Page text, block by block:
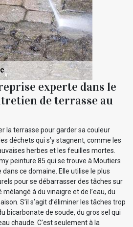
experte dans le
de terrasse au
la terrasse pour garder sa couleur
déchets qui s’y stagnent, comme les
herbes et les feuilles mortes.
peinture 85 qui se trouve à Moutiers
ce domaine. Elle utilise le plus
pour se débarrasser des tâches sur
mélangé à du vinaigre et de l’eau, du
S’il s’agit d’éliminer les tâches trop
bicarbonate de soude, du gros sel qui
chaude. C’est seulement à la